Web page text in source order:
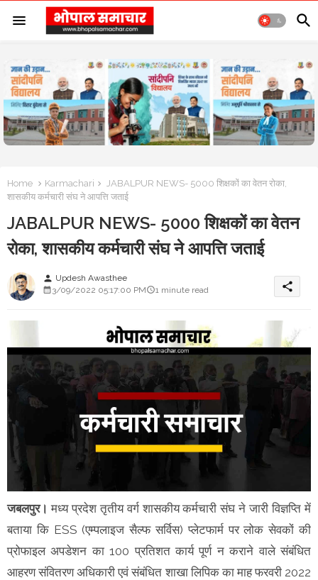
Home Karmachari
JABALPUR NEWS- 5000 शिक्षकों का वेतन रोका,
शासकीय कर्मचारी संघ ने आपत्ति जताई
JABALPUR NEWS- 5000 शिक्षकों का वेतन
रोका, शासकीय कर्मचारी संघ ने आपत्ति जताई
person Updesh Awasthee
3/09/2022 05:17:00 PM
1 minute read share
जबलपुर। मध्य प्रदेश तृतीय वर्ग शासकीय कर्मचारी संघ ने जारी विज्ञप्ति में
बताया कि ESS (एम्पलाइज सैल्फ सर्विस) प्लेटफार्म पर लोक सेवकों की
प्रोफाइल अपडेशन का 100 प्रतिशत कार्य पूर्ण न कराने वाले संबंधित
आहरण संवितरण अधिकारी एवं संबंधित शाखा लिपिक का माह फरवरी 2022